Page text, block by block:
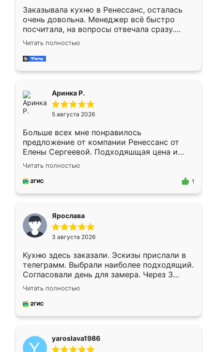
Заказывала кухню в Ренессанс, осталась
очень довольна. Менеджер всё быстро
посчитала, на вопросы отвечала сразу.
Замерщик приехал в субботу, подошёл к
делу со всей ответственностью. Собрали
за день, ребята работали аккуратно, даже
Читать полностью
Аринка Р.
5 августа 2026
Больше всех мне понравилось
предложение от компании Ренессанс от
Елены Сергеевой. Подходяшщая цена и
короткие сроки изготовления. Приехавший
для замера сотрудник Владислав
предложил по моему эскизу самый
Читать полностью
1
Ярослава
3 августа 2026
Кухню здесь заказали. Эскизы прислали в
телеграмм. Выбрали наиболее подходящий.
Согласовали день для замера. Через 3
недели кухня была уже готова. Остались
довольны работой. Спасибо Ренессанс
мебель за качественную работу!
Читать полностью
yaroslava1986